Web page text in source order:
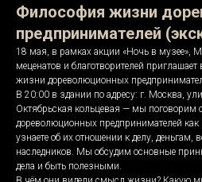
Философия жизни
предпринимателей
18 мая, в рамках акции «Ночь в музее»,
меценатов и благотворителей
жизни дореволюционных
В 20:00 в здании по адресу: г. Москва,
Октябрьская кольцевая — мы поговорим
дореволюционных предпринимателей
узнаете об их отношении к делу,
наследников. Мы обсудим основные
дела и быть полезными.